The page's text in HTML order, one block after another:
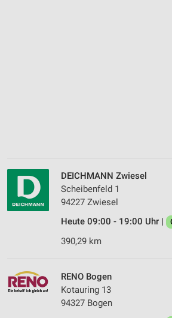
DEICHMANN Zwiesel
Scheibenfeld 1
94227 Zwiesel
Heute 09:00 - 19:00 Uhr |
390,29 km
RENO Bogen
Kotauring 13
94327 Bogen